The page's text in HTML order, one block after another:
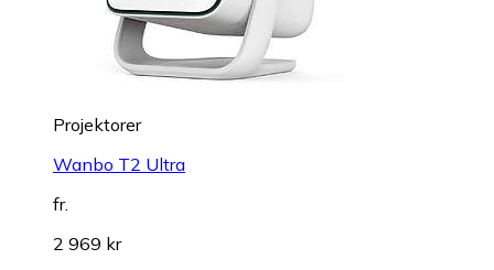
Projektorer
Wanbo T2 Ultra
fr.
2 969 kr